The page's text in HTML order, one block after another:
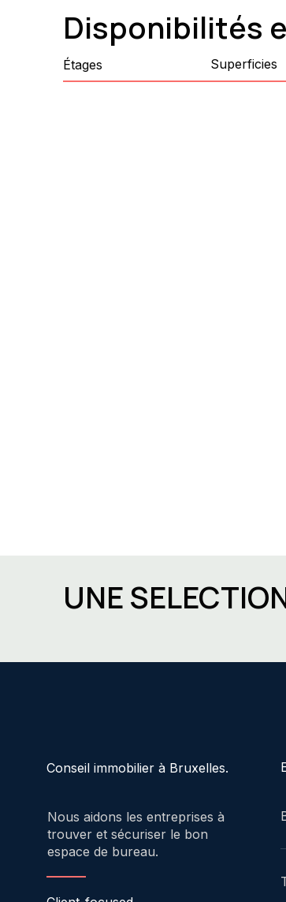
Disponibilités
Étages Superficies
UNE
Conseil immobilier à Bruxelles.
Nous aidons les entreprises à
trouver et sécuriser le bon
espace de bureau.